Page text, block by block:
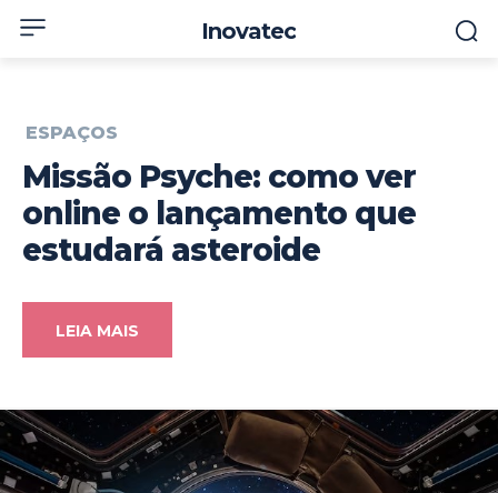
Inovatec
ESPAÇOS
Missão Psyche: como ver
online o lançamento que
estudará asteroide
LEIA MAIS